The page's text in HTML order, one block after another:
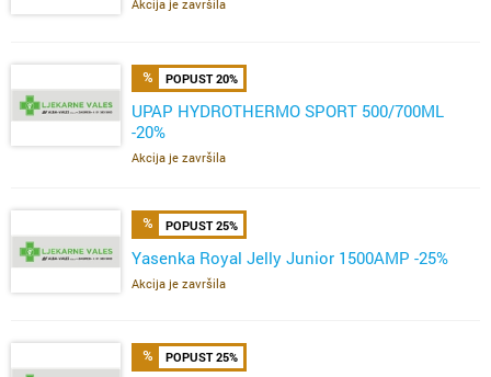
Akcija je završila
POPUST 20%
UPAP HYDROTHERMO SPORT 500/700ML
-20%
Akcija je završila
POPUST 25%
Yasenka Royal Jelly Junior 1500AMP -25%
Akcija je završila
POPUST 25%